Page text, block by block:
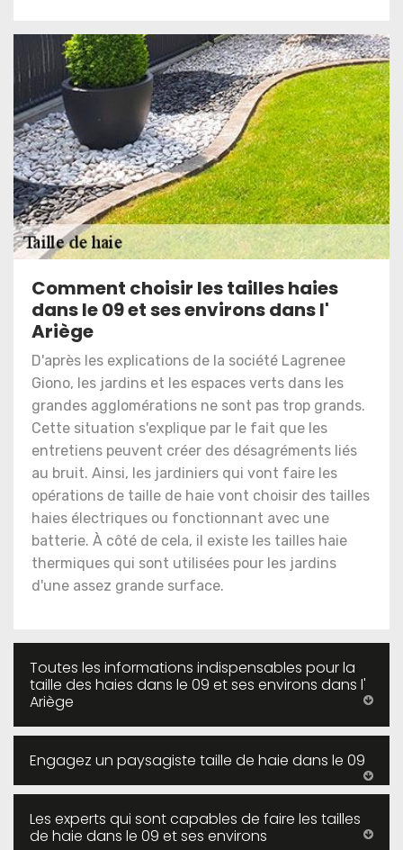
Comment choisir les tailles haies
dans le 09 et ses environs dans l'
Ariège
D'après les explications de la société Lagrenee
Giono, les jardins et les espaces verts dans les
grandes agglomérations ne sont pas trop grands.
Cette situation s'explique par le fait que les
entretiens peuvent créer des désagréments liés
au bruit. Ainsi, les jardiniers qui vont faire les
opérations de taille de haie vont choisir des tailles
haies électriques ou fonctionnant avec une
batterie. À côté de cela, il existe les tailles haie
thermiques qui sont utilisées pour les jardins
d'une assez grande surface.
Toutes les informations indispensables pour la
taille des haies dans le 09 et ses environs dans l'
Ariège
Engagez un paysagiste taille de haie dans le 09
Les experts qui sont capables de faire les tailles
de haie dans le 09 et ses environs